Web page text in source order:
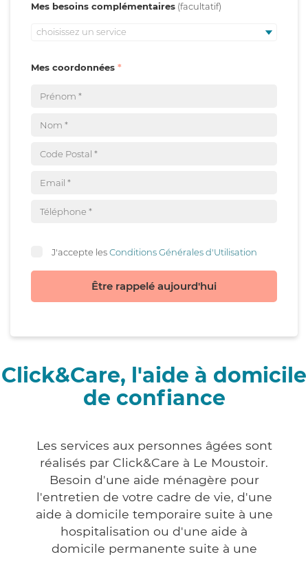
Mes besoins complémentaires
choisissez un service
Mes coordonnées
J'accepte lesConditions Générales d'Utilisation
Être rappelé aujourd'hui
Click&Care, l'aide à domicile
de confiance
Les services aux personnes âgées sont
réalisés par Click&Care à Le Moustoir.
Besoin d'une aide ménagère pour
l'entretien de votre cadre de vie, d'une
aide à domicile temporaire suite à une
hospitalisation ou d'une aide à
domicile permanente suite à une